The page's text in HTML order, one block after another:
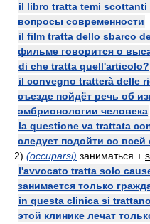
il libro tratta temi scottanti
вопросы современности
il film tratta dello sbarco
фильме говорится о
di che tratta quell'articolo?
il convegno tratterà delle
съезде пойдёт речь об
эмбрионологии человека
la questione va trattata
следует подойти со
2) (occuparsi) заниматься +
l'avvocato tratta solo
занимается только
in questa clinica si
этой клинике лечат